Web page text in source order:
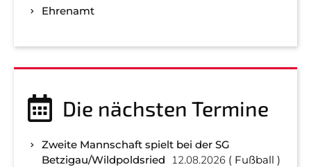
Ehrenamt
Die nächsten Termine
Zweite Mannschaft spielt bei der SG
Betzigau/Wildpoldsried
12.08.2026
Fußball